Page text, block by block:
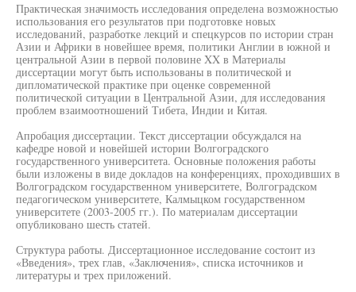
Практическая значимость исследования определена возможностью
использования его результатов при подготовке новых
исследований, разработке лекций и спецкурсов по истории стран
Азии и Африки в новейшее время, политики Англии в южной и
центральной Азии в первой половине XX в Материалы
диссертации могут быть использованы в политической и
дипломатической практике при оценке современной
политической ситуации в Центральной Азии, для исследования
проблем взаимоотношений Тибета, Индии и Китая.
Апробация диссертации. Текст диссертации обсуждался на
кафедре новой и новейшей истории Волгоградского
государственного университета. Основные положения работы
были изложены в виде докладов на конференциях, проходивших в
Волгоградском государственном университете, Волгоградском
педагогическом университете, Калмыцком государственном
университете (2003-2005 гг.). По материалам диссертации
опубликовано шесть статей.
Структура работы. Диссертационное исследование состоит из
«Введения», трех глав, «Заключения», списка источников и
литературы и трех приложений.